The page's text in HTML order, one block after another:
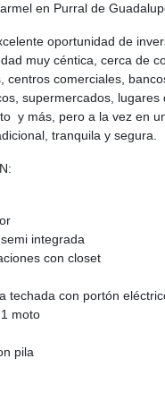
en Purral de
oportunidad de
muy céntica, cerca de
centros comerciales,
supermercados, lugares
y más, pero a la vez en
tranquila y segura.
integrada
con closet
techada con portón
moto
pila